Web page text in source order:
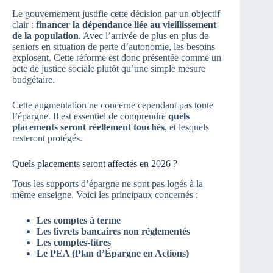
Le gouvernement justifie cette décision par un objectif
clair : financer la dépendance liée au vieillissement
de la population. Avec l’arrivée de plus en plus de
seniors en situation de perte d’autonomie, les besoins
explosent. Cette réforme est donc présentée comme un
acte de justice sociale plutôt qu’une simple mesure
budgétaire.
Cette augmentation ne concerne cependant pas toute
l’épargne. Il est essentiel de comprendre quels
placements seront réellement touchés, et lesquels
resteront protégés.
Quels placements seront affectés en 2026 ?
Tous les supports d’épargne ne sont pas logés à la
même enseigne. Voici les principaux concernés :
Les comptes à terme
Les livrets bancaires non réglementés
Les comptes-titres
Le PEA (Plan d’Épargne en Actions)